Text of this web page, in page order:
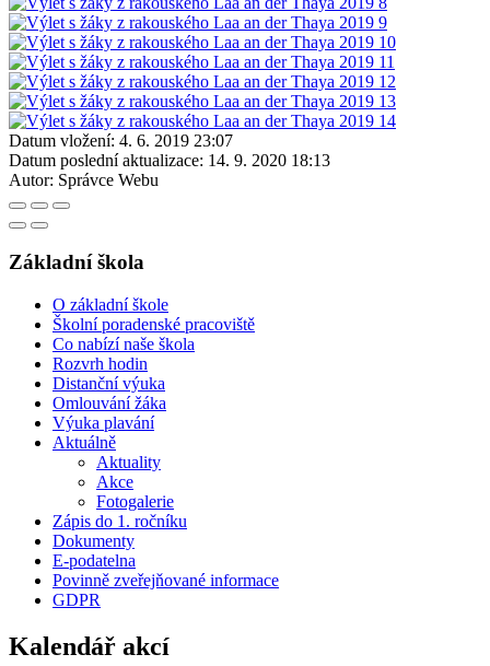
Datum vložení: 4. 6. 2019 23:07
Datum poslední aktualizace: 14. 9. 2020 18:13
Autor: Správce Webu
Základní škola
O základní škole
Školní poradenské pracoviště
Co nabízí naše škola
Rozvrh hodin
Distanční výuka
Omlouvání žáka
Výuka plavání
Aktuálně
Aktuality
Akce
Fotogalerie
Zápis do 1. ročníku
Dokumenty
E-podatelna
Povinně zveřejňované informace
GDPR
Kalendář akcí